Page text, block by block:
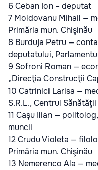
6 Ceban Ion – deputat
7 Moldovanu Mihail —
Primăria mun. Chişinău
8 Burduja Petru —
deputatului,
9 Sofroni Roman —
„Direcţia Construcţii
10 Catrinici Larisa —
S.R.L., Centrul
11 Caşu Ilian —
muncii
12 Crudu Violeta —
Primăria mun. Chişinău
13 Nemerenco Ala —